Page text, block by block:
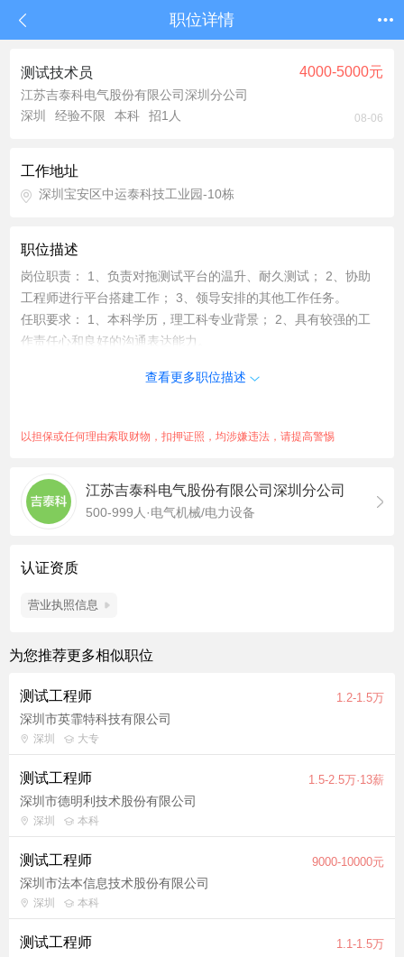
职位详情
测试技术员 4000-5000元
江苏吉泰科电气股份有限公司深圳分公司
深圳
经验不限 本科 招1人 08-06
工作地址
深圳宝安区中运泰科技工业园-10栋
职位描述
岗位职责： 1、负责对拖测试平台的温升、耐久测试； 2、协助
工程师进行平台搭建工作； 3、领导安排的其他工作任务。
任职要求： 1、本科学历，理工科专业背景； 2、具有较强的工
作责任心和良好的沟通表达能力。
供以下待遇： 1、工作时间：周末双休； 2、福利：提供住宿和
查看更多职位描述
以担保或任何理由索取财物，扣押证照，均涉嫌违法，请提高警惕
江苏吉泰科电气股份有限公司深圳分公司
500-999人·电气机械/电力设备
认证资质
营业执照信息
为您推荐更多相似职位
测试工程师 1.2-1.5万
深圳市英霏特科技有限公司
深圳 大专
测试工程师 1.5-2.5万·13薪
深圳市德明利技术股份有限公司
深圳 本科
测试工程师 9000-10000元
深圳市法本信息技术股份有限公司
深圳 本科
测试工程师 1.1-1.5万